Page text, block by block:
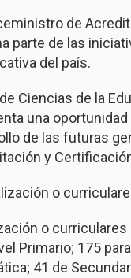
de
parte de las
del país.
Ciencias de la
una
de las futuras
y
o
o
Primario; 175
41 de